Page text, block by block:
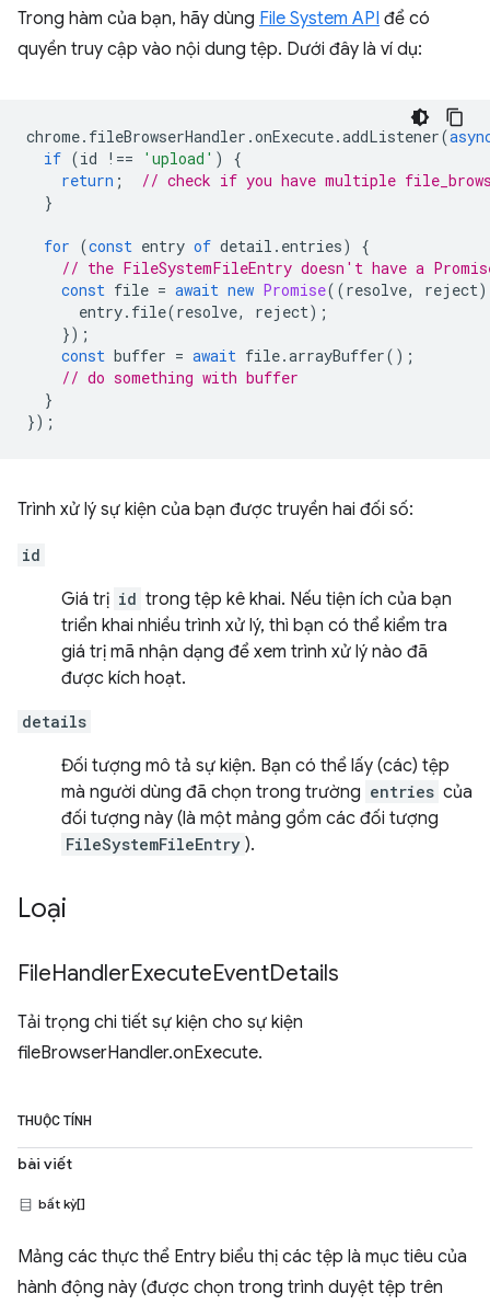
Trong hàm của bạn, hãy dùng File System API để có
quyền truy cập vào nội dung tệp. Dưới đây là ví dụ:
chrome. fileBrowserHandler .onExecute.addListener(
if (id !== 'upload' )
{
return ;
// check if you have multiple
}
for (const entry of detail . entries)
{
// the FileSystemFileEntry doesn't have a
const file = await new Promise((resolve, reject)
entry. file(resolve, reject);
});
const buffer = await file.arrayBuffer();
// do something with buffer
}
});
Trình xử lý sự kiện của bạn được truyền hai đối số:
id
Giá trị id trong tệp kê khai. Nếu tiện ích của bạn
triển khai nhiều trình xử lý, thì bạn có thể kiểm tra
giá trị mã nhận dạng để xem trình xử lý nào đã
được kích hoạt.
details
Đối tượng mô tả sự kiện. Bạn có thể lấy (các) tệp
mà người dùng đã chọn trong trường entries của
đối tượng này (là một mảng gồm các đối tượng
FileSystemFileEntry ).
Loại
FileHandlerExecuteEventDetails
Tải trọng chi tiết sự kiện cho sự kiện
fileBrowserHandler.onExecute.
THUỘC TÍNH
bài viết
bất kỳ[]
Mảng các thực thể Entry biểu thị các tệp là mục tiêu của
hành động này (được chọn trong trình duyệt tệp trên